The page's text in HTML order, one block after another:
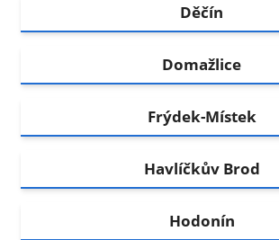
Děčín
Domažlice
Frýdek-Místek
Havlíčkův Brod
Hodonín